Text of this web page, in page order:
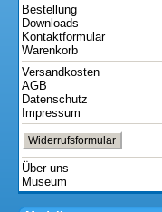
Bestellung
Downloads
Kontaktformular
Warenkorb
Versandkosten
AGB
Datenschutz
Impressum
Widerrufsformular
Über uns
Museum